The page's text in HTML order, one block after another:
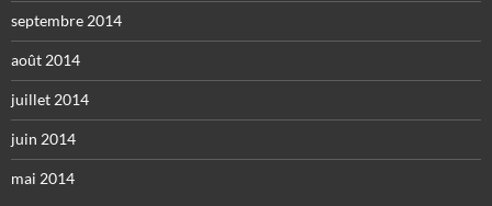
septembre 2014
août 2014
juillet 2014
juin 2014
mai 2014